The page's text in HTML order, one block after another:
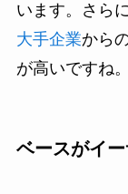
います。さら
大手企業から
が高いですね。
ベースがイ